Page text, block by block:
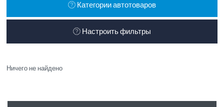
Категории автотоваров
Настроить фильтры
Ничего не найдено